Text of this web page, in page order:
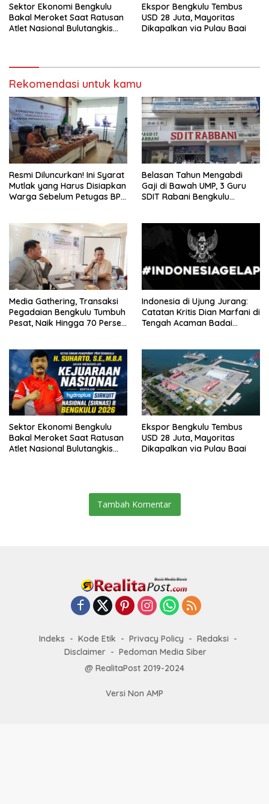
Sektor Ekonomi Bengkulu
Bakal Meroket Saat Ratusan
Atlet Nasional Bulutangkis
Ekspor Bengkulu Tembus
USD 28 Juta, Mayoritas
Dikapalkan via Pulau Baai
Rekomendasi untuk kamu
Resmi Diluncurkan! Ini Syarat
Mutlak yang Harus Disiapkan
Warga Sebelum Petugas BPN
Belasan Tahun Mengabdi
Gaji di Bawah UMP, 3 Guru
SDIT Rabani Bengkulu
Media Gathering, Transaksi
Pegadaian Bengkulu Tumbuh
Pesat, Naik Hingga 70 Persen
Indonesia di Ujung Jurang:
Catatan Kritis Dian Marfani di
Tengah Acaman Badai
Sektor Ekonomi Bengkulu
Bakal Meroket Saat Ratusan
Atlet Nasional Bulutangkis
Ekspor Bengkulu Tembus
USD 28 Juta, Mayoritas
Dikapalkan via Pulau Baai
Tambah Komentar
Indeks Kode Etik Privacy Policy
Redaksi
Disclaimer
Pedoman Media Siber
@ RealitaPost 2019-2024
Versi Non AMP